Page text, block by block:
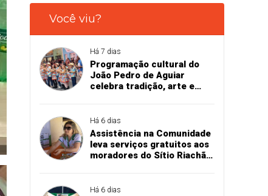
Você viu?
Há 7 dias
Programação cultural do
João Pedro de Aguiar
celebra tradição, arte e
Há 6 dias
Assistência na Comunidade
leva serviços gratuitos aos
moradores do Sítio Riachão
Há 6 dias